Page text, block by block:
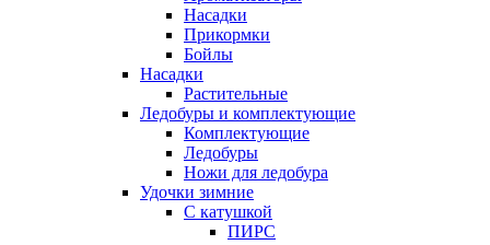
Насадки
Прикормки
Бойлы
Насадки
Растительные
Ледобуры и комплектующие
Комплектующие
Ледобуры
Ножи для ледобура
Удочки зимние
С катушкой
ПИРС